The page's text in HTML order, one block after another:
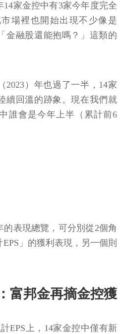
家金控中有3家今年度完全
場裡也開始出現不少像是
金融股還能抱嗎？」這類的
2023）年也過了一半，14家
續回溫的跡象。現在我們就
誰會是今年上半（累計前6
表現總覽，可分別從2個角
」的獲利表現，另一個則
富邦金再摘金控獲
EPS上，14家金控中僅有新